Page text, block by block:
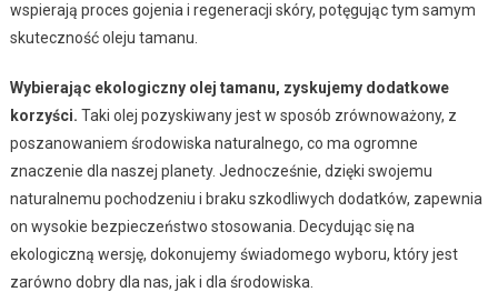
wspierają proces gojenia i regeneracji skóry, potęgując tym samym
skuteczność oleju tamanu.
Wybierając ekologiczny olej tamanu, zyskujemy dodatkowe
korzyści. Taki olej pozyskiwany jest w sposób zrównoważony, z
poszanowaniem środowiska naturalnego, co ma ogromne
znaczenie dla naszej planety. Jednocześnie, dzięki swojemu
naturalnemu pochodzeniu i braku szkodliwych dodatków, zapewnia
on wysokie bezpieczeństwo stosowania. Decydując się na
ekologiczną wersję, dokonujemy świadomego wyboru, który jest
zarówno dobry dla nas, jak i dla środowiska.